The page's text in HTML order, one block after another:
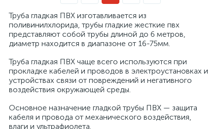
Труба гладкая ПВХ изготавливается из
поливинилхлорида, трубы гладкие жесткие пвх
представляют собой трубы длиной до 6 метров,
диаметр находится в диапазоне от 16-75мм.
Труба гладкая ПВХ чаще всего используются при
прокладке кабелей и проводов в электроустановках и
устройствах связи от повреждений и негативного
воздействия окружающей среды.
Основное назначение гладкой трубы ПВХ — защита
кабеля и провода от механического воздействия,
влаги и ультрафиолета.